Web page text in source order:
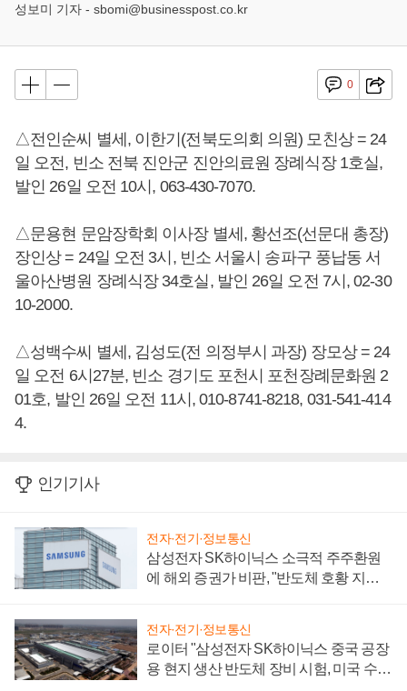
성보미 기자 - sbomi@businesspost.co.kr
0
△전인순씨 별세, 이한기(전북도의회 의원) 모친상 = 24
일 오전, 빈소 전북 진안군 진안의료원 장례식장 1호실,
발인 26일 오전 10시, 063-430-7070.
△문용현 문암장학회 이사장 별세, 황선조(선문대 총장)
장인상 = 24일 오전 3시, 빈소 서울시 송파구 풍납동 서
울아산병원 장례식장 34호실, 발인 26일 오전 7시, 02-30
10-2000.
△성백수씨 별세, 김성도(전 의정부시 과장) 장모상 = 24
일 오전 6시27분, 빈소 경기도 포천시 포천장례문화원 2
01호, 발인 26일 오전 11시, 010-8741-8218, 031-541-414
4.
인기기사
전자·전기·정보통신
삼성전자 SK하이닉스 소극적 주주환원
에 해외 증권가 비판, "반도체 호황 지속
전자·전기·정보통신
로이터 "삼성전자 SK하이닉스 중국 공장
용 현지 생산 반도체 장비 시험, 미국 수출